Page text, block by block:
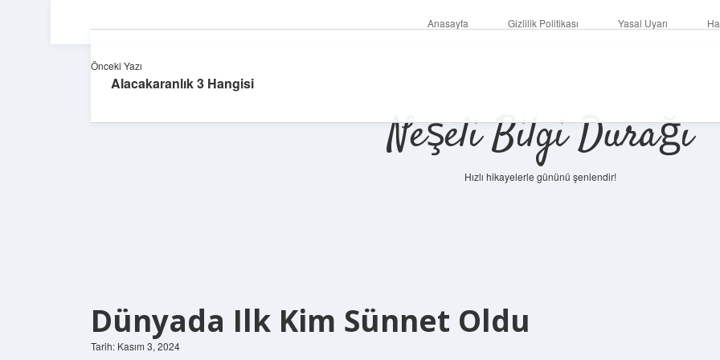
Anasayfa Gizlilik Politikası Yasal Uyarı
Neşeli Bilgi Durağı
Hızlı hikayelerle gününü şenlendir!
Dünyada Ilk Kim Sünnet Oldu
Tarih: Kasım 3, 2024
Önceki Yazı
Alacakaranlık 3 Hangisi